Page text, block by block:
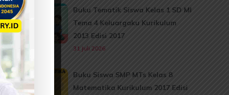
Buku Tematik Siswa Kelas 1 SD MI
Tema 4 Keluargaku Kurikulum
2013 Edisi 2017
31 Juli 2026
Buku Siswa SMP MTs Kelas 8
Matematika Kurikulum 2017 Edisi